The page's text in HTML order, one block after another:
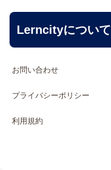
Lerncityについて
お問い合わせ
プライバシーポリシー
利用規約